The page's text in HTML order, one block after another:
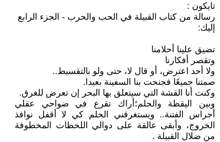
تايكون :
رسالة من كتاب القبيلة في الحب والحرب - الجزء الرابع
إليك:
تضيق علينا أحلامنا
وتقصر أفكارنا
ولا أحد اعترض، أو قال لا، حتى ولو بالتقسيط..
صمتنا جميعًا فجنحت بنا السفينة بعيدا.
وكنت أنا القشة التي سيتعلق بها البحر إن تعرض للغرق.
وبين اليقظة والحلم؛أراك تقرع في ضواحي عقلي
أجراس الفتنة.. ويستغرقني الحلم كي لا أقفل نوافذ
الخروج، وأبقى عالقة على دوالي اللحظات المخطوفة
من ضلال القبيلة .